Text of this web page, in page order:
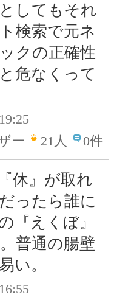
してもそれ
検索で元ネ
クの正確性
危なくって
ー
21人 0件
休』が取れ
ったら誰に
『えくぼ』
普通の腸壁
い。